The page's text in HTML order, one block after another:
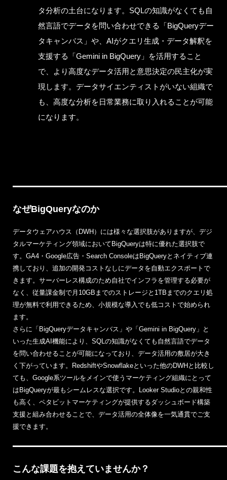
タ分析の土台になります。SQLの知識がなくても自
然言語でデータを問い合わせできる「BigQueryデー
タキャンバス」や、AIがクエリ生成・データ解釈を
支援する「Gemini in BigQuery」を活用すること
で、より高度なデータ活用と意思決定の民主化が実
現します。データサイエンティストがいない組織で
も、高度な分析を日常業務に取り入れることが可能
になります。
なぜBigQueryなのか
データウェアハウス（DWH）には様々な選択肢がありますが、デジ
タルマーケティング領域においてBigQueryは特に優れた選択肢で
す。GA4・Google広告・Search ConsoleはBigQueryとネイティブ連
携しており、追加の開発コストなしにデータを自動エクスポートで
きます。サーバーレス構成のため自社でインフラを管理する必要が
なく、従量課金制で月10GBまでのストレージと1TBまでのクエリ処
理が無料で利用できるため、小規模な導入でも低コストで始められ
ます。
さらに「BigQueryデータキャンバス」や「Gemini in BigQuery」と
いった生成AI機能により、SQLの知識がなくても自然言語でデータ
を問い合わせることが可能になっており、データ活用の敷居が大き
く下がっています。RedshiftやSnowflakeといった他のDWHと比較し
ても、Google系ツールをメインで使うマーケティング組織にとって
はBigQueryが最もシームレスな選択です。Looker Studioとの親和性
も高く、ペタビットマーケティングが提供するダッシュボード構築
支援と組み合わせることで、データ活用の全体像を一気通貫でご支
援できます。
こんな課題を抱えていませんか？